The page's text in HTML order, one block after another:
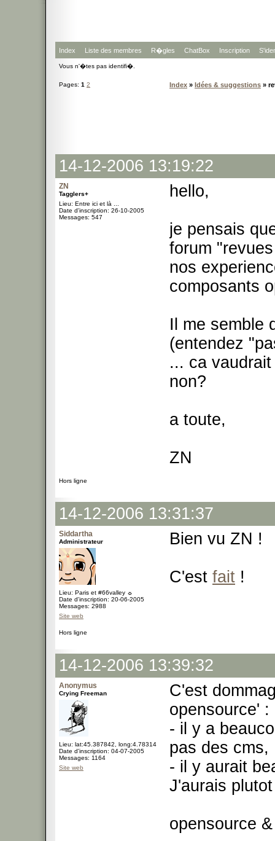
Index Liste des membres R�gles ChatBox Inscription
Vous n'�tes pas identifi�.
Pages: 1 2 Index » Idées & suggestions »
14-12-2006 13:19:22
ZN
Tagglers+
Lieu: Entre ici et là ...
Date d'inscription: 26-10-2005
Messages: 547
hello,
je pensais
forum
nos
composants
Il me semble
(entendez
... ca
non?
a toute,
ZN
Hors ligne
14-12-2006 13:31:37
Siddartha
Administrateur
Lieu: Paris et #66valley ☼
Date d'inscription: 20-06-2005
Messages: 2988
Site web
Bien vu ZN !
C'est fait !
Hors ligne
14-12-2006 13:39:32
Anonymus
Crying Freeman
Lieu: lat:45.387842, long:4.78314
Date d'inscription: 04-07-2005
Messages: 1164
Site web
C'est
opensource' :
- il y a
pas des cms,
- il y aurait
J'aurais
opensource